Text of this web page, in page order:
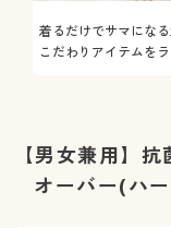
着るだけでサマにな
こだわりアイテムを
【男女兼用】
オーバー(ハ